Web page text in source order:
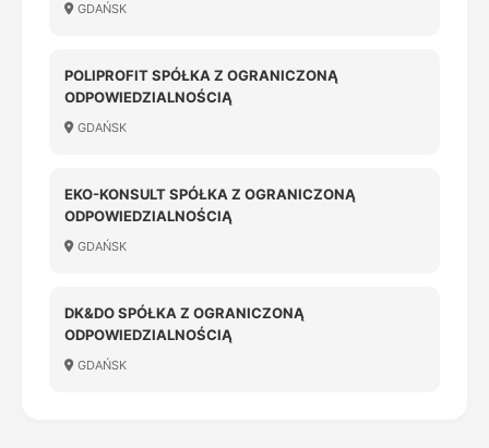
GDAŃSK
POLIPROFIT SPÓŁKA Z OGRANICZONĄ
ODPOWIEDZIALNOŚCIĄ
GDAŃSK
EKO-KONSULT SPÓŁKA Z OGRANICZONĄ
ODPOWIEDZIALNOŚCIĄ
GDAŃSK
DK&DO SPÓŁKA Z OGRANICZONĄ
ODPOWIEDZIALNOŚCIĄ
GDAŃSK